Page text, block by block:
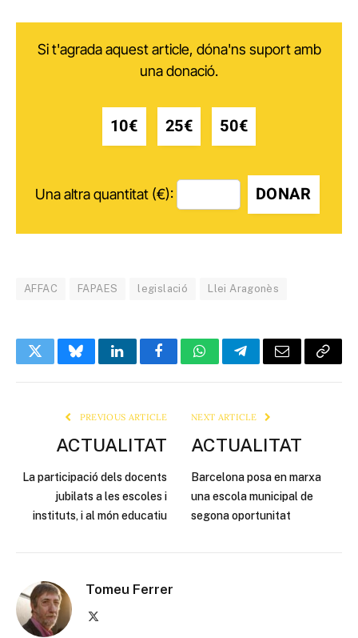
Si t'agrada aquest article, dóna'ns suport amb
una donació.
10€ 25€ 50€
Una altra quantitat (€): DONAR
AFFAC FAPAES legislació Llei Aragonès
TwitterBlueskyLinkedInFacebookWhatsAppTelegramEmail Copy
PREVIOUS ARTICLE
ACTUALITAT
La participació dels docents
jubilats a les escoles i
instituts, i al món educatiu
NEXT ARTICLE
ACTUALITAT
Barcelona posa en marxa
una escola municipal de
segona oportunitat
Tomeu Ferrer